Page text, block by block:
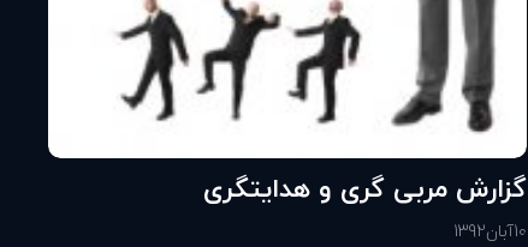
گزارش مربی گری و هدايتگری
10آبان1392